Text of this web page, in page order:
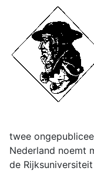
twee
Nederland noemt
de